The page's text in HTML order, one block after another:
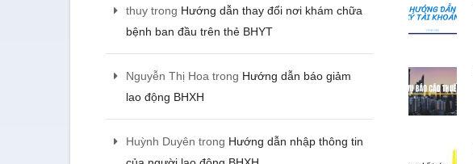
thuytrong Hướng dẫn thay đổi nơi khám chữa
bệnh ban đầu trên thẻ BHYT
Nguyễn Thị Hoa trong Hướng dẫn báo giảm
lao động BHXH
Huỳnh Duyên trong Hướng dẫn nhập thông tin